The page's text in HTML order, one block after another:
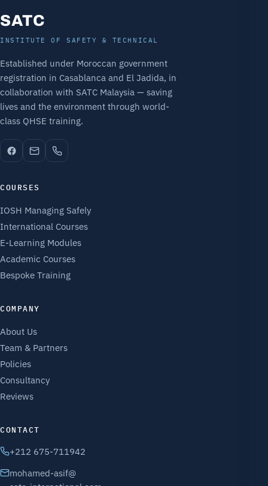
SATC
INSTITUTE OF SAFETY & TECHNICAL
Established under Moroccan government
registration in Casablanca and El Jadida, in
collaboration with SATC Malaysia — saving
lives and the environment through world-
class QHSE training.
COURSES
IOSH Managing Safely
International Courses
E-Learning Modules
Academic Courses
Bespoke Training
COMPANY
About Us
Team & Partners
Policies
Consultancy
Reviews
CONTACT
+212 675-711942
mohamed-asif@